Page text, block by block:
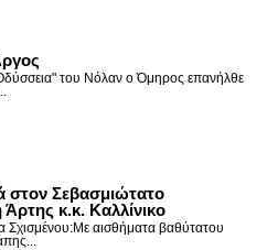
του Νόλαν ο Όμηρος επανήλθε
στον Σεβασμιώτατο
κ.κ. Καλλίνικο
Σχισμένου:Με αισθήματα βαθύτατου